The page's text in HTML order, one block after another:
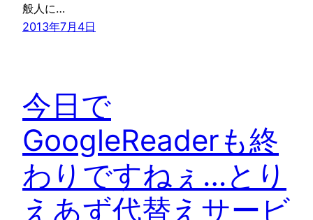
般人に…
2013年7月4日
今日で
GoogleReaderも終
わりですねぇ…とり
えあず代替えサービ